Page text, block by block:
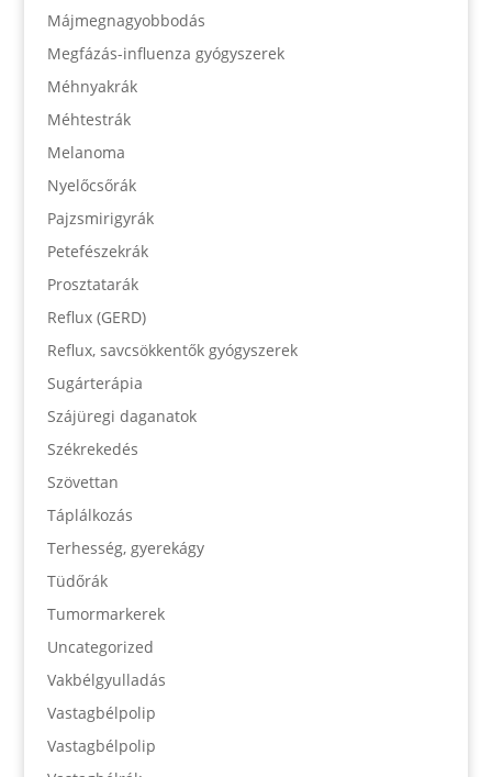
Májmegnagyobbodás
Megfázás-influenza gyógyszerek
Méhnyakrák
Méhtestrák
Melanoma
Nyelőcsőrák
Pajzsmirigyrák
Petefészekrák
Prosztatarák
Reflux (GERD)
Reflux, savcsökkentők gyógyszerek
Sugárterápia
Szájüregi daganatok
Székrekedés
Szövettan
Táplálkozás
Terhesség, gyerekágy
Tüdőrák
Tumormarkerek
Uncategorized
Vakbélgyulladás
Vastagbélpolip
Vastagbélpolip